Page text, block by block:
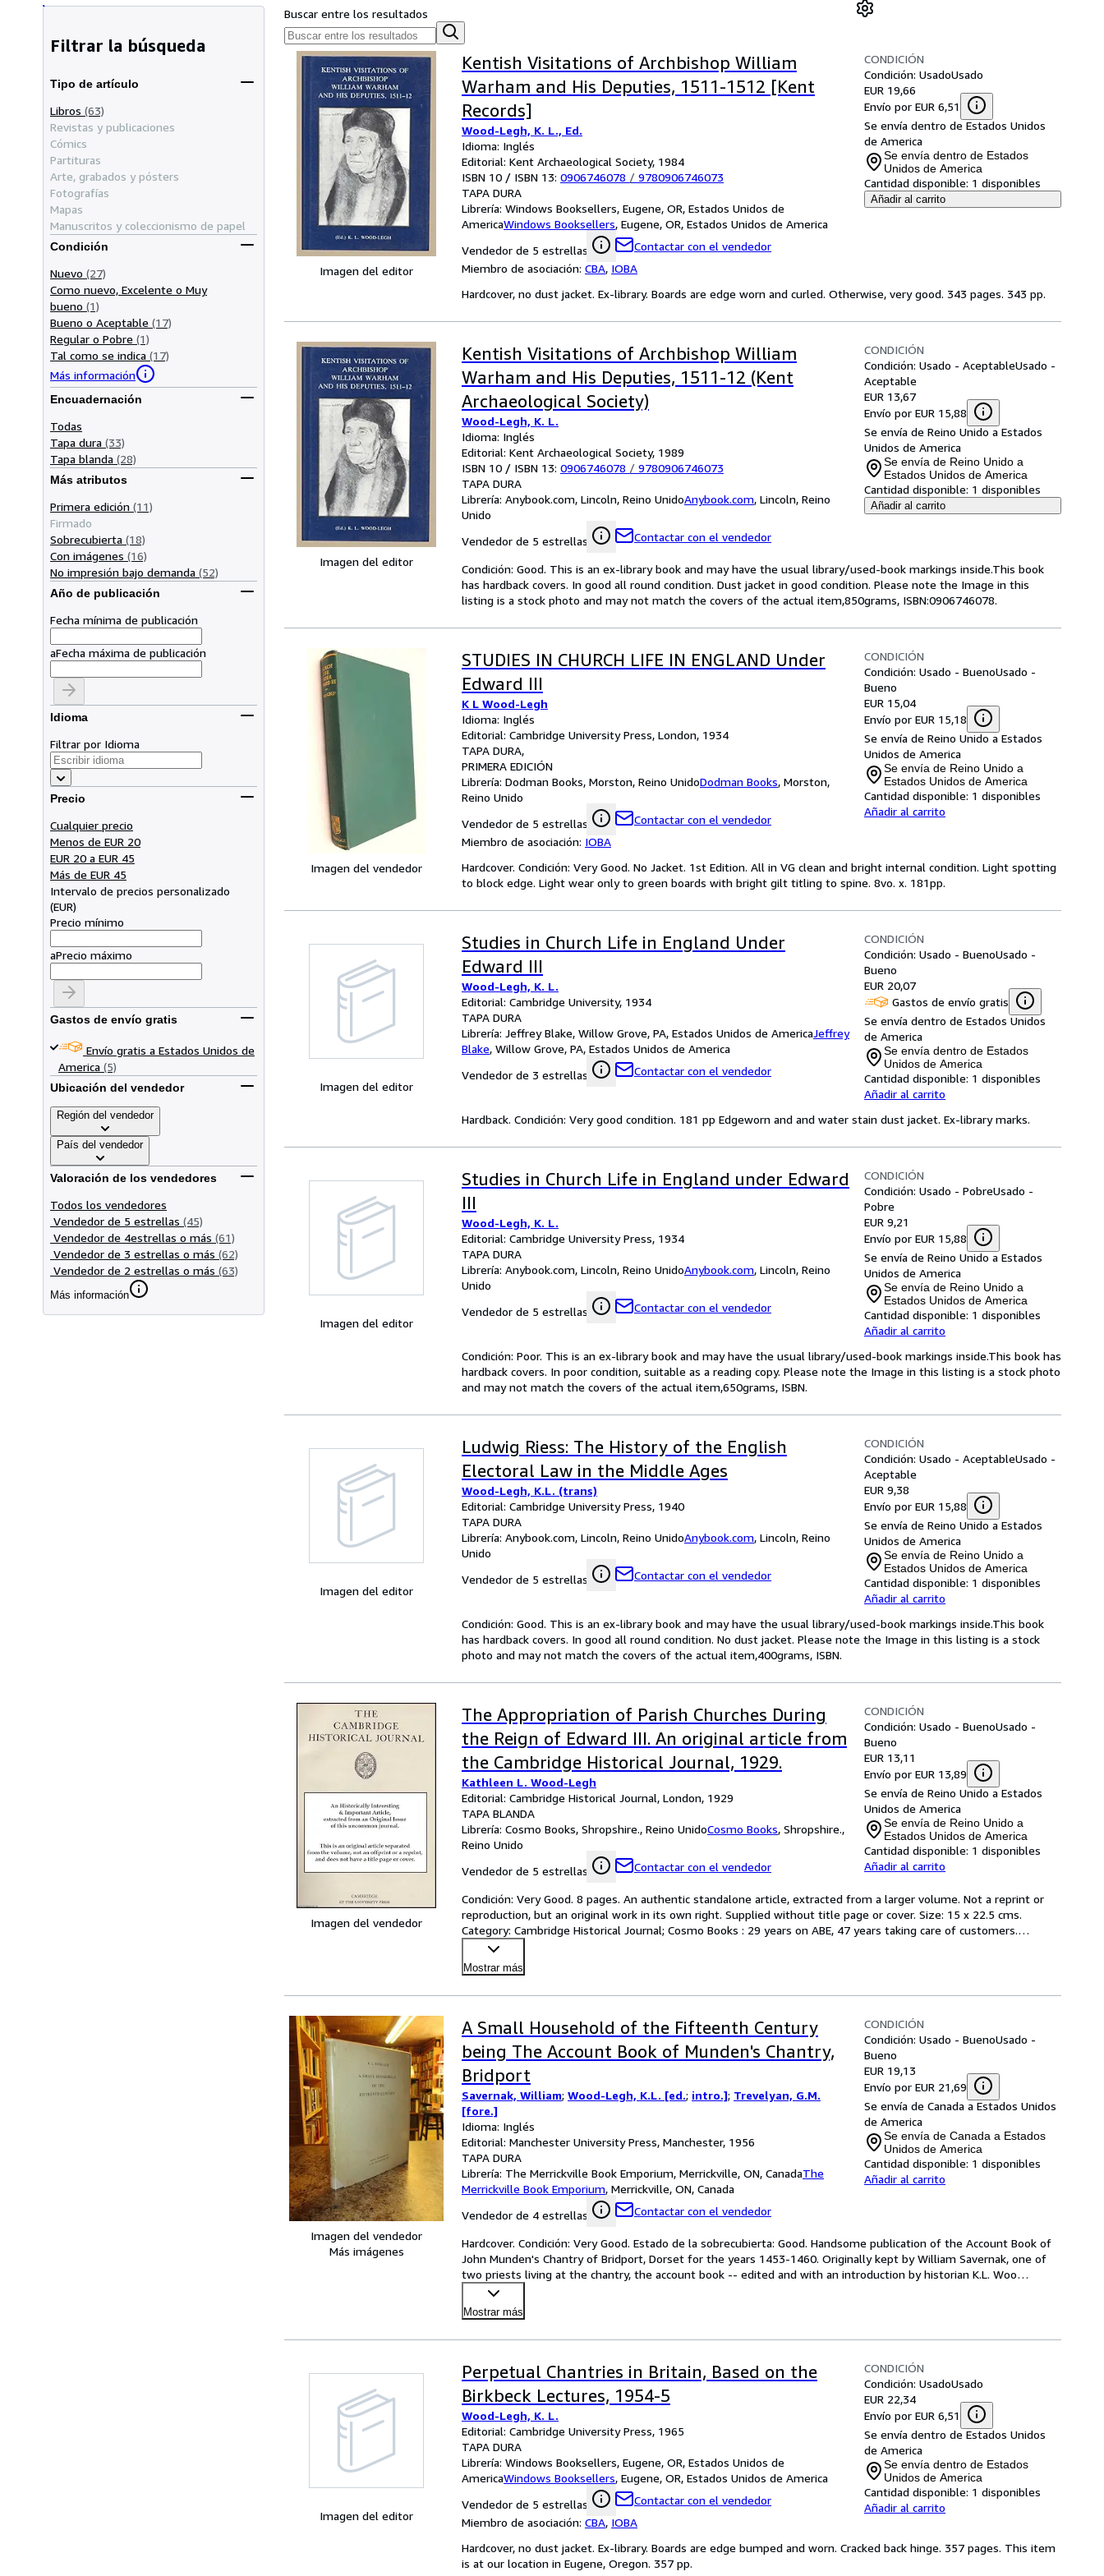
Filtrar la búsqueda
Tipo de artículo
Libros (63)
Revistas y publicaciones
Cómics
Partituras
Arte, grabados y pósters
Fotografías
Mapas
Manuscritos y coleccionismo de papel
Condición
Nuevo (27)
Como nuevo, Excelente o Muy
bueno (1)
Bueno o Aceptable (17)
Regular o Pobre (1)
Tal como se indica (17)
Más información
Encuadernación
Todas
Tapa dura (33)
Tapa blanda (28)
Más atributos
Primera edición (11)
Firmado
Sobrecubierta (18)
Con imágenes (16)
No impresión bajo demanda (52)
Año de publicación
Fecha mínima de publicación
aFecha máxima de publicación
Idioma
Filtrar por Idioma
Precio
Cualquier precio
Menos de EUR 20
EUR 20 a EUR 45
Más de EUR 45
Intervalo de precios personalizado
(EUR)
Precio mínimo
aPrecio máximo
Gastos de envío gratis
Envío gratis a Estados Unidos de
America (5)
Ubicación del vendedor
Región del vendedor
País del vendedor
Valoración de los vendedores
Todos los vendedores
Vendedor de 5 estrellas (45)
Vendedor de 4estrellas o más (61)
Vendedor de 3 estrellas o más (62)
Vendedor de 2 estrellas o más (63)
Más información
Buscar entre los resultados
Imagen del editor
Kentish Visitations of Archbishop William
Warham and His Deputies, 1511-1512 [Kent
Records]
Wood-Legh, K. L., Ed.
Idioma: Inglés
Editorial: Kent Archaeological Society, 1984
ISBN 10 / ISBN 13: 0906746078 / 9780906746073
TAPA DURA
Librería: Windows Booksellers, Eugene, OR, Estados Unidos de
AmericaWindows Booksellers, Eugene, OR, Estados Unidos de America
Vendedor de 5 estrellas
Contactar con el vendedor
Miembro de asociación: CBA, IOBA
CONDICIÓN
Condición: UsadoUsado
EUR 19,66
Envío por EUR 6,51
Se envía dentro de Estados Unidos
de America
Se envía dentro de Estados
Unidos de America
Cantidad disponible: 1 disponibles
Añadir al carrito
Hardcover, no dust jacket. Ex-library. Boards are edge worn and curled. Otherwise, very good. 343 pages. 343 pp.
Imagen del editor
Kentish Visitations of Archbishop William
Warham and His Deputies, 1511-12 (Kent
Archaeological Society)
Wood-Legh, K. L.
Idioma: Inglés
Editorial: Kent Archaeological Society, 1989
ISBN 10 / ISBN 13: 0906746078 / 9780906746073
TAPA DURA
Librería: Anybook.com, Lincoln, Reino UnidoAnybook.com, Lincoln, Reino
Unido
Vendedor de 5 estrellas
Contactar con el vendedor
CONDICIÓN
Condición: Usado - AceptableUsado -
Aceptable
EUR 13,67
Envío por EUR 15,88
Se envía de Reino Unido a Estados
Unidos de America
Se envía de Reino Unido a
Estados Unidos de America
Cantidad disponible: 1 disponibles
Añadir al carrito
Condición: Good. This is an ex-library book and may have the usual library/used-book markings inside.This book
has hardback covers. In good all round condition. Dust jacket in good condition. Please note the Image in this
listing is a stock photo and may not match the covers of the actual item,850grams, ISBN:0906746078.
Imagen del vendedor
STUDIES IN CHURCH LIFE IN ENGLAND Under
Edward III
K L Wood-Legh
Idioma: Inglés
Editorial: Cambridge University Press, London, 1934
TAPA DURA
PRIMERA EDICIÓN
Librería: Dodman Books, Morston, Reino UnidoDodman Books, Morston,
Reino Unido
Vendedor de 5 estrellas
Contactar con el vendedor
Miembro de asociación: IOBA
CONDICIÓN
Condición: Usado - BuenoUsado -
Bueno
EUR 15,04
Envío por EUR 15,18
Se envía de Reino Unido a Estados
Unidos de America
Se envía de Reino Unido a
Estados Unidos de America
Cantidad disponible: 1 disponibles
Añadir al carrito
Hardcover. Condición: Very Good. No Jacket. 1st Edition. All in VG clean and bright internal condition. Light spotting
to block edge. Light wear only to green boards with bright gilt titling to spine. 8vo. x. 181pp.
Imagen del editor
Studies in Church Life in England Under
Edward III
Wood-Legh, K. L.
Editorial: Cambridge University, 1934
TAPA DURA
Librería: Jeffrey Blake, Willow Grove, PA, Estados Unidos de AmericaJeffrey
Blake, Willow Grove, PA, Estados Unidos de America
Vendedor de 3 estrellas
Contactar con el vendedor
CONDICIÓN
Condición: Usado - BuenoUsado -
Bueno
EUR 20,07
Gastos de envío gratis
Se envía dentro de Estados Unidos
de America
Se envía dentro de Estados
Unidos de America
Cantidad disponible: 1 disponibles
Añadir al carrito
Hardback. Condición: Very good condition. 181 pp Edgeworn and and water stain dust jacket. Ex-library marks.
Imagen del editor
Studies in Church Life in England under Edward
III
Wood-Legh, K. L.
Editorial: Cambridge University Press, 1934
TAPA DURA
Librería: Anybook.com, Lincoln, Reino UnidoAnybook.com, Lincoln, Reino
Unido
Vendedor de 5 estrellas
Contactar con el vendedor
CONDICIÓN
Condición: Usado - PobreUsado -
Pobre
EUR 9,21
Envío por EUR 15,88
Se envía de Reino Unido a Estados
Unidos de America
Se envía de Reino Unido a
Estados Unidos de America
Cantidad disponible: 1 disponibles
Añadir al carrito
Condición: Poor. This is an ex-library book and may have the usual library/used-book markings inside.This book has
hardback covers. In poor condition, suitable as a reading copy. Please note the Image in this listing is a stock photo
and may not match the covers of the actual item,650grams, ISBN.
Imagen del editor
Ludwig Riess: The History of the English
Electoral Law in the Middle Ages
Wood-Legh, K.L. (trans)
Editorial: Cambridge University Press, 1940
TAPA DURA
Librería: Anybook.com, Lincoln, Reino UnidoAnybook.com, Lincoln, Reino
Unido
Vendedor de 5 estrellas
Contactar con el vendedor
CONDICIÓN
Condición: Usado - AceptableUsado -
Aceptable
EUR 9,38
Envío por EUR 15,88
Se envía de Reino Unido a Estados
Unidos de America
Se envía de Reino Unido a
Estados Unidos de America
Cantidad disponible: 1 disponibles
Añadir al carrito
Condición: Good. This is an ex-library book and may have the usual library/used-book markings inside.This book
has hardback covers. In good all round condition. No dust jacket. Please note the Image in this listing is a stock
photo and may not match the covers of the actual item,400grams, ISBN.
Imagen del vendedor
The Appropriation of Parish Churches During
the Reign of Edward III. An original article from
the Cambridge Historical Journal, 1929.
Kathleen L. Wood-Legh
Editorial: Cambridge Historical Journal, London, 1929
TAPA BLANDA
Librería: Cosmo Books, Shropshire., Reino UnidoCosmo Books, Shropshire.,
Reino Unido
Vendedor de 5 estrellas
Contactar con el vendedor
CONDICIÓN
Condición: Usado - BuenoUsado -
Bueno
EUR 13,11
Envío por EUR 13,89
Se envía de Reino Unido a Estados
Unidos de America
Se envía de Reino Unido a
Estados Unidos de America
Cantidad disponible: 1 disponibles
Añadir al carrito
Condición: Very Good. 8 pages. An authentic standalone article, extracted from a larger volume. Not a reprint or
reproduction, but an original work in its own right. Supplied without title page or cover. Size: 15 x 22.5 cms.
Category: Cambridge Historical Journal; Cosmo Books : 29 years on ABE, 47 years taking care of customers.…
Mostrar más
Imagen del vendedor
Más imágenes
A Small Household of the Fifteenth Century
being The Account Book of Munden's Chantry,
Bridport
Savernak, William; Wood-Legh, K.L. [ed.; intro.]; Trevelyan, G.M.
[fore.]
Idioma: Inglés
Editorial: Manchester University Press, Manchester, 1956
TAPA DURA
Librería: The Merrickville Book Emporium, Merrickville, ON, CanadaThe
Merrickville Book Emporium, Merrickville, ON, Canada
Vendedor de 4 estrellas
Contactar con el vendedor
CONDICIÓN
Condición: Usado - BuenoUsado -
Bueno
EUR 19,13
Envío por EUR 21,69
Se envía de Canada a Estados Unidos
de America
Se envía de Canada a Estados
Unidos de America
Cantidad disponible: 1 disponibles
Añadir al carrito
Hardcover. Condición: Very Good. Estado de la sobrecubierta: Good. Handsome publication of the Account Book of
John Munden's Chantry of Bridport, Dorset for the years 1453-1460. Originally kept by William Savernak, one of
two priests living at the chantry, the account book -- edited and with an introduction by historian K.L. Woo…
Mostrar más
Imagen del editor
Perpetual Chantries in Britain, Based on the
Birkbeck Lectures, 1954-5
Wood-Legh, K. L.
Editorial: Cambridge University Press, 1965
TAPA DURA
Librería: Windows Booksellers, Eugene, OR, Estados Unidos de
AmericaWindows Booksellers, Eugene, OR, Estados Unidos de America
Vendedor de 5 estrellas
Contactar con el vendedor
Miembro de asociación: CBA, IOBA
CONDICIÓN
Condición: UsadoUsado
EUR 22,34
Envío por EUR 6,51
Se envía dentro de Estados Unidos
de America
Se envía dentro de Estados
Unidos de America
Cantidad disponible: 1 disponibles
Añadir al carrito
Hardcover, no dust jacket. Ex-library. Boards are edge bumped and worn. Cracked back hinge. 357 pages. This item
is at our location in Eugene, Oregon. 357 pp.